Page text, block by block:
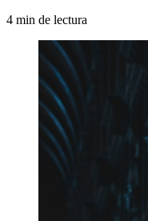
4 min de lectura